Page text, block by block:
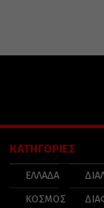
ΚΑΤΗΓΟΡΙΕΣ
ΕΛΛΑΔΑ
ΚΟΣΜΟΣ